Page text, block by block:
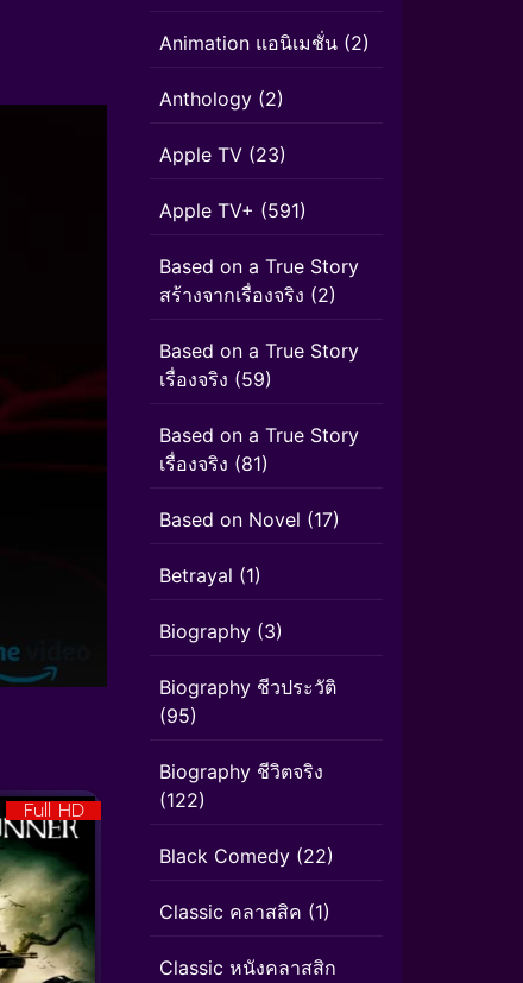
Full HD
Animation แอนิเมชั่น (2)
Anthology (2)
Apple TV (23)
Apple TV+ (591)
Based on a True Story
สร้างจากเรื่องจริง (2)
Based on a True Story
เรื่องจริง (59)
Based on a True Story
เรื่องจริง (81)
Based on Novel (17)
Betrayal (1)
Biography (3)
Biography ชีวประวัติ
(95)
Biography ชีวิตจริง
(122)
Black Comedy (22)
Classic คลาสสิค (1)
Classic หนังคลาสสิก